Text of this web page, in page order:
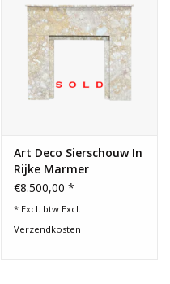
Art Deco Sierschouw In
Rijke Marmer
€8.500,00 *
* Excl. btw Excl.
Verzendkosten